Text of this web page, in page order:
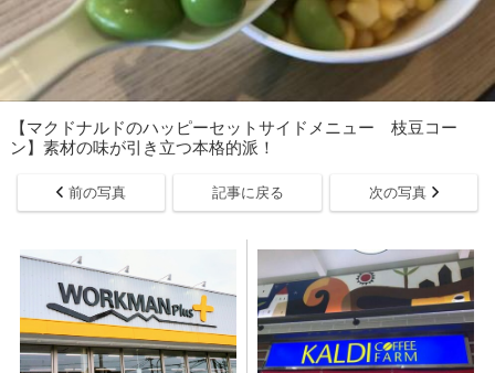
【マクドナルドのハッピーセットサイドメニュー 枝豆コー
ン】素材の味が引き立つ本格的派！
前の写真 記事に戻る 次の写真